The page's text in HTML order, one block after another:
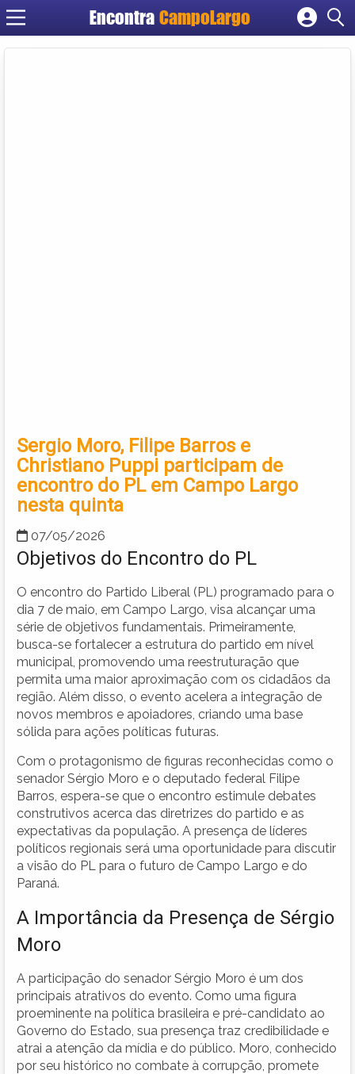
Encontra CampoLargo
Cadastrar empresa
Sergio Moro, Filipe Barros e
Christiano Puppi participam de
encontro do PL em Campo Largo
nesta quinta
07/05/2026
Objetivos do Encontro do PL
O encontro do Partido Liberal (PL) programado para o
dia 7 de maio, em Campo Largo, visa alcançar uma
série de objetivos fundamentais. Primeiramente,
busca-se fortalecer a estrutura do partido em nível
municipal, promovendo uma reestruturação que
permita uma maior aproximação com os cidadãos da
região. Além disso, o evento acelera a integração de
novos membros e apoiadores, criando uma base
sólida para ações políticas futuras.
Com o protagonismo de figuras reconhecidas como o
senador Sérgio Moro e o deputado federal Filipe
Barros, espera-se que o encontro estimule debates
construtivos acerca das diretrizes do partido e as
expectativas da população. A presença de líderes
políticos regionais será uma oportunidade para discutir
a visão do PL para o futuro de Campo Largo e do
Paraná.
A Importância da Presença de Sérgio
Moro
A participação do senador Sérgio Moro é um dos
principais atrativos do evento. Como uma figura
proeminente na política brasileira e pré-candidato ao
Governo do Estado, sua presença traz credibilidade e
atrai a atenção da mídia e do público. Moro, conhecido
por seu histórico no combate à corrupção, promete